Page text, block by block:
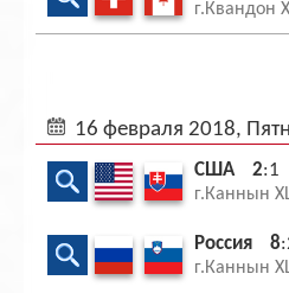
г.Квандон
16 февраля 2018,
США 2:1
г.Каннын
Россия 8
г.Каннын